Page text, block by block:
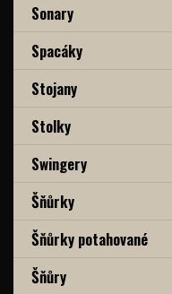
Sonary
Spacáky
Stojany
Stolky
Swingery
Šňůrky
Šňůrky potahované
Šňůry